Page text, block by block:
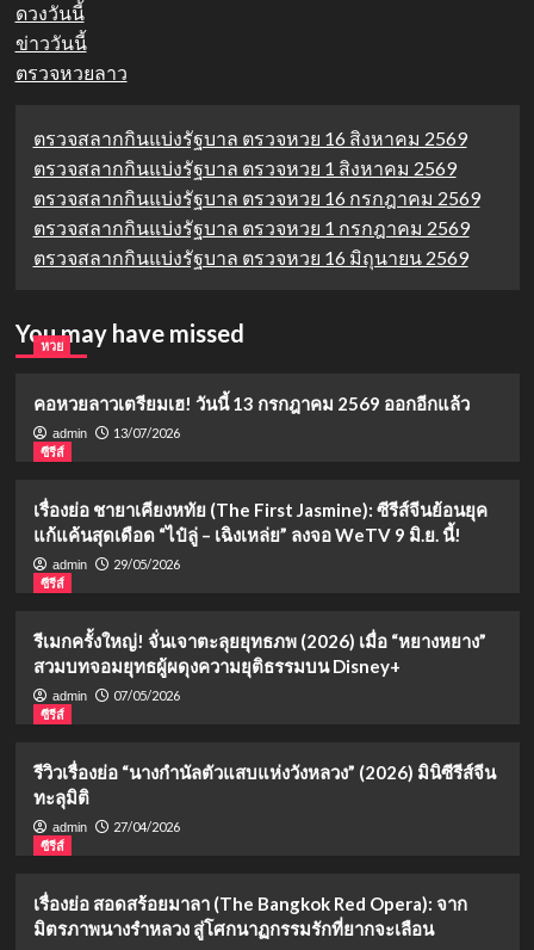
ดวงวันนี้
ข่าววันนี้
ตรวจหวยลาว
ตรวจสลากกินแบ่งรัฐบาล ตรวจหวย 16 สิงหาคม 2569
ตรวจสลากกินแบ่งรัฐบาล ตรวจหวย 1 สิงหาคม 2569
ตรวจสลากกินแบ่งรัฐบาล ตรวจหวย 16 กรกฎาคม 2569
ตรวจสลากกินแบ่งรัฐบาล ตรวจหวย 1 กรกฎาคม 2569
ตรวจสลากกินแบ่งรัฐบาล ตรวจหวย 16 มิถุนายน 2569
You may have missed
หวย
คอหวยลาวเตรียมเฮ! วันนี้ 13 กรกฎาคม 2569 ออกอีกแล้ว
admin
13/07/2026
ซีรีส์
เรื่องย่อ ชายาเคียงหทัย (The First Jasmine): ซีรีส์จีนย้อนยุค
แก้แค้นสุดเดือด “ไป๋ลู่ – เฉิงเหล่ย” ลงจอ WeTV 9 มิ.ย. นี้!
admin
29/05/2026
ซีรีส์
รีเมกครั้งใหญ่! จั่นเจาตะลุยยุทธภพ (2026) เมื่อ “หยางหยาง”
สวมบทจอมยุทธผู้ผดุงความยุติธรรมบน Disney+
admin
07/05/2026
ซีรีส์
รีวิวเรื่องย่อ “นางกำนัลตัวแสบแห่งวังหลวง” (2026) มินิซีรีส์จีน
ทะลุมิติ
admin
27/04/2026
ซีรีส์
เรื่องย่อ สอดสร้อยมาลา (The Bangkok Red Opera): จาก
มิตรภาพนางรำหลวง สู่โศกนาฏกรรมรักที่ยากจะเลือน